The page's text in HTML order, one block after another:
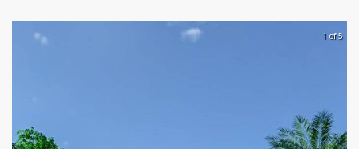
1 of 5